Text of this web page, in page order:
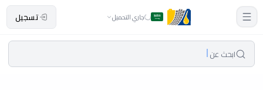
جاري التحميل تسجيل
ابحث عن